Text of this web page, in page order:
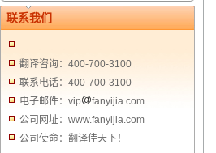
联系我们
翻译咨询：400-700-3100
联系电话：400-700-3100
电子邮件：vip
fanyijia.com
公司网址：www.fanyijia.com
公司使命：翻译佳天下！